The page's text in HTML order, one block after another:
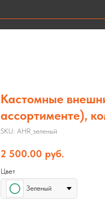
Кастомные
ассортименте),
SKU: AHR_зеленый
2 500.00 руб.
Цвет
Зеленый